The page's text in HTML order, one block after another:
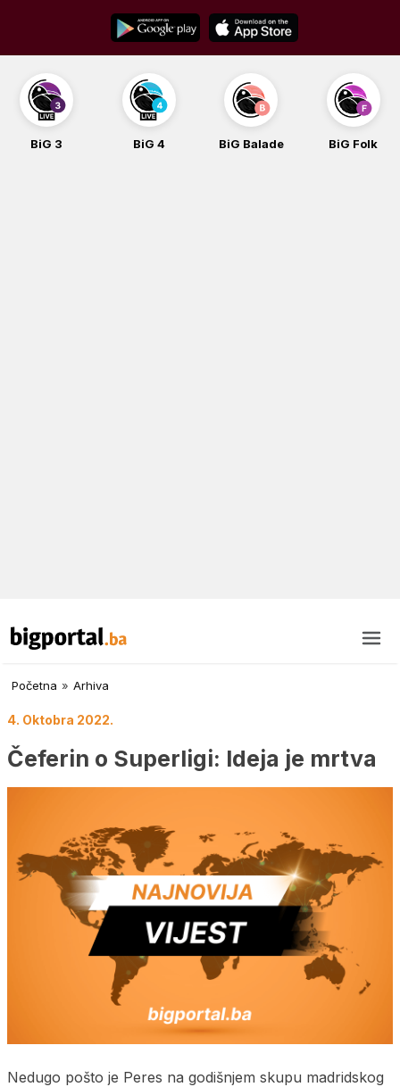
content
BiG 3 BiG 4 BiG Balade BiG Folk
Početna » Arhiva
4. Oktobra 2022.
Čeferin o Superligi: Ideja je mrtva
Nedugo pošto je Peres na godišnjem skupu madridskog